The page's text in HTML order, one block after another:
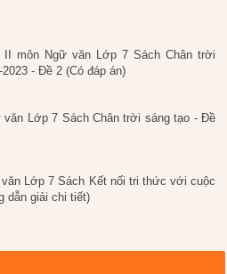
môn Ngữ văn Lớp 7 Sách Chân trời
- Đề 2 (Có đáp án)
Lớp 7 Sách Chân trời sáng tạo - Đề
Lớp 7 Sách Kết nối tri thức với cuộc
dẫn giải chi tiết)